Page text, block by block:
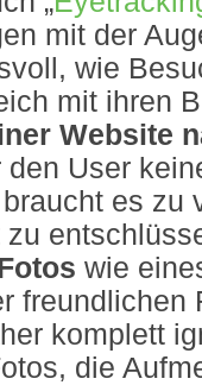
mit der
wie
mit ihren
Website
User
es zu
wie
freundlichen
komplett
die